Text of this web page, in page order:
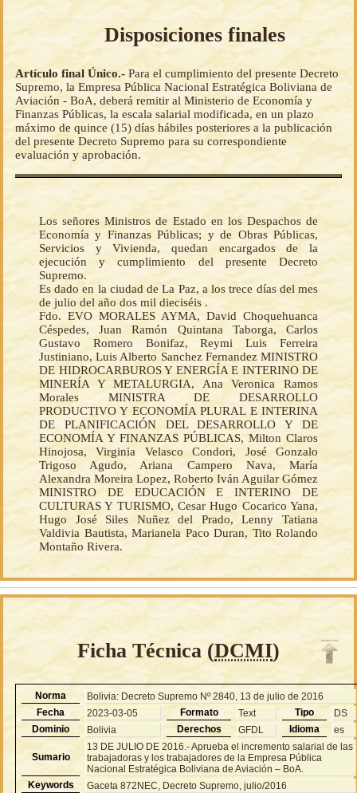
Disposiciones finales
Artículo final Único.- Para el cumplimiento del presente Decreto
Supremo, la Empresa Pública Nacional Estratégica Boliviana de
Aviación - BoA, deberá remitir al Ministerio de Economía y
Finanzas Públicas, la escala salarial modificada, en un plazo
máximo de quince (15) días hábiles posteriores a la publicación
del presente Decreto Supremo para su correspondiente
evaluación y aprobación.
Los señores Ministros de Estado en los Despachos de
Economía y Finanzas Públicas; y de Obras Públicas,
Servicios y Vivienda, quedan encargados de la
ejecución y cumplimiento del presente Decreto
Supremo.
Es dado en la ciudad de La Paz, a los trece días del mes
de julio del año dos mil dieciséis .
Fdo. EVO MORALES AYMA, David Choquehuanca
Céspedes, Juan Ramón Quintana Taborga, Carlos
Gustavo Romero Bonifaz, Reymi Luis Ferreira
Justiniano, Luis Alberto Sanchez Fernandez MINISTRO
DE HIDROCARBUROS Y ENERGÍA E INTERINO DE
MINERÍA Y METALURGIA, Ana Veronica Ramos
Morales MINISTRA DE DESARROLLO
PRODUCTIVO Y ECONOMÍA PLURAL E INTERINA
DE PLANIFICACIÓN DEL DESARROLLO Y DE
ECONOMÍA Y FINANZAS PÚBLICAS, Milton Claros
Hinojosa, Virginia Velasco Condori, José Gonzalo
Trigoso Agudo, Ariana Campero Nava, María
Alexandra Moreira Lopez, Roberto Iván Aguilar Gómez
MINISTRO DE EDUCACIÓN E INTERINO DE
CULTURAS Y TURISMO, Cesar Hugo Cocarico Yana,
Hugo José Siles Nuñez del Prado, Lenny Tatiana
Valdivia Bautista, Marianela Paco Duran, Tito Rolando
Montaño Rivera.
Ficha Técnica (DCMI)
Norma
Bolivia: Decreto Supremo Nº 2840, 13 de julio de 2016
Fecha
2023-03-05 Formato Text Tipo
DS
Dominio
Bolivia Derechos GFDL Idioma es
Sumario
13 DE JULIO DE 2016.- Aprueba el incremento salarial de las
trabajadoras y los trabajadores de la Empresa Pública
Nacional Estratégica Boliviana de Aviación – BoA.
Keywords
Gaceta 872NEC, Decreto Supremo, julio/2016